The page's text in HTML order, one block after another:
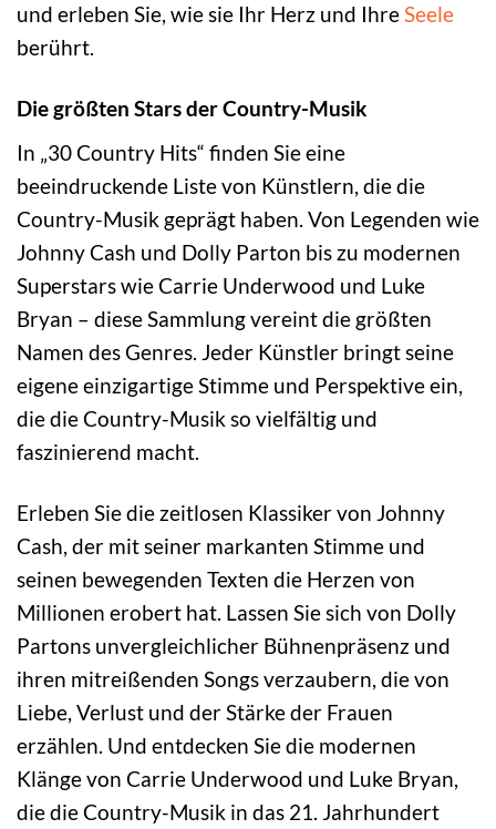
und erleben Sie, wie sie Ihr Herz und IhreSeele
berührt.
Die größten Stars der Country-Musik
In „30 Country Hits“ finden Sie eine
beeindruckende Liste von Künstlern, die die
Country-Musik geprägt haben. Von Legenden wie
Johnny Cash und Dolly Parton bis zu modernen
Superstars wie Carrie Underwood und Luke
Bryan – diese Sammlung vereint die größten
Namen des Genres. Jeder Künstler bringt seine
eigene einzigartige Stimme und Perspektive ein,
die die Country-Musik so vielfältig und
faszinierend macht.
Erleben Sie die zeitlosen Klassiker von Johnny
Cash, der mit seiner markanten Stimme und
seinen bewegenden Texten die Herzen von
Millionen erobert hat. Lassen Sie sich von Dolly
Partons unvergleichlicher Bühnenpräsenz und
ihren mitreißenden Songs verzaubern, die von
Liebe, Verlust und der Stärke der Frauen
erzählen. Und entdecken Sie die modernen
Klänge von Carrie Underwood und Luke Bryan,
die die Country-Musik in das 21. Jahrhundert